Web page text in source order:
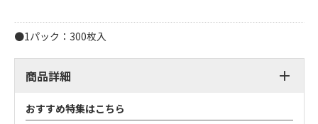
●1パック：300枚入
商品詳細
おすすめ特集はこちら